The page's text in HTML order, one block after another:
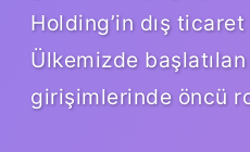
Holding’in dış
Ülkemizde
girişimlerinde öncü